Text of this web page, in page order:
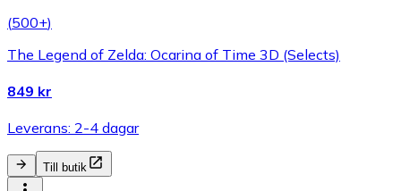
(500+)
The Legend of Zelda: Ocarina of Time 3D (Selects)
849 kr
Leverans: 2-4 dagar
Till butik